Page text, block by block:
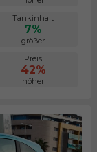
Tankinhalt
7%
größer
Preis
42%
höher